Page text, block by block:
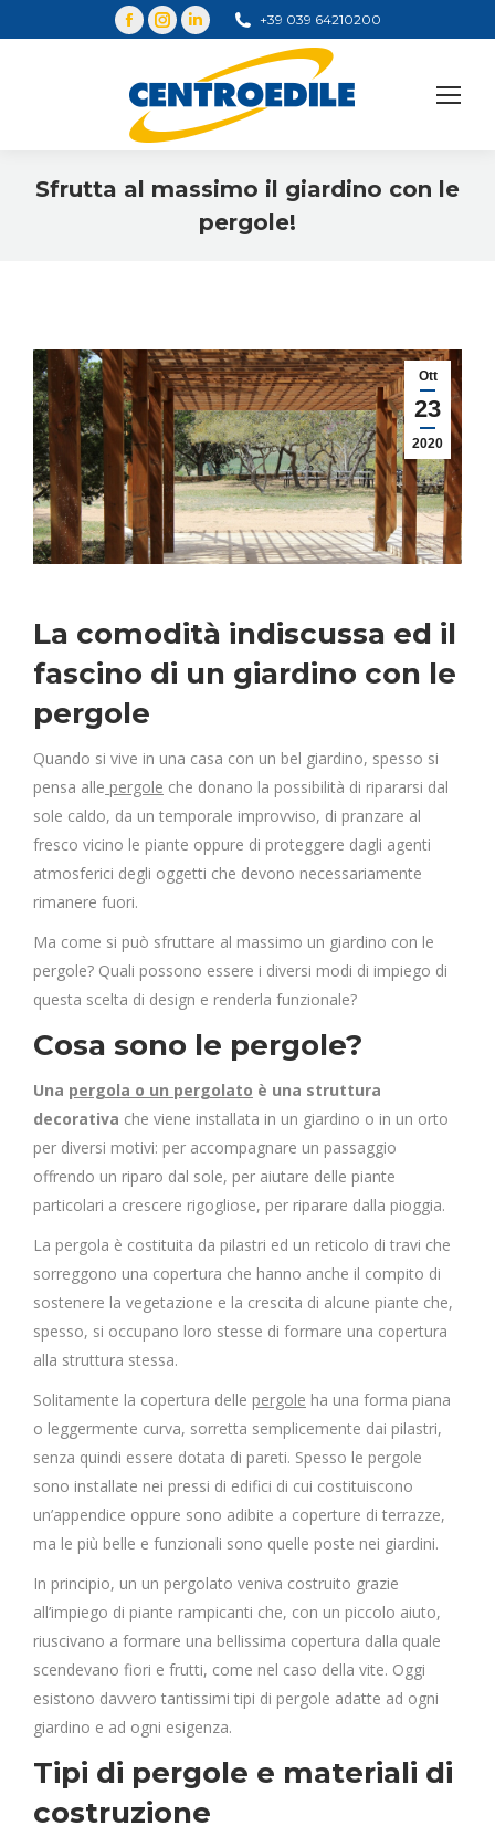
+39 039 64210200
Sfrutta al massimo il giardino con le
pergole!
Ott
23
2020
La comodità indiscussa ed il
fascino di un giardino con le
pergole
Quando si vive in una casa con un bel giardino, spesso si
pensa alle pergole che donano la possibilità di ripararsi dal
sole caldo, da un temporale improvviso, di pranzare al
fresco vicino le piante oppure di proteggere dagli agenti
atmosferici degli oggetti che devono necessariamente
rimanere fuori.
Ma come si può sfruttare al massimo un giardino con le
pergole? Quali possono essere i diversi modi di impiego di
questa scelta di design e renderla funzionale?
Cosa sono le pergole?
Una pergola o un pergolato è una struttura
decorativa che viene installata in un giardino o in un orto
per diversi motivi: per accompagnare un passaggio
offrendo un riparo dal sole, per aiutare delle piante
particolari a crescere rigogliose, per riparare dalla pioggia.
La pergola è costituita da pilastri ed un reticolo di travi che
sorreggono una copertura che hanno anche il compito di
sostenere la vegetazione e la crescita di alcune piante che,
spesso, si occupano loro stesse di formare una copertura
alla struttura stessa.
Solitamente la copertura delle pergole ha una forma piana
o leggermente curva, sorretta semplicemente dai pilastri,
senza quindi essere dotata di pareti. Spesso le pergole
sono installate nei pressi di edifici di cui costituiscono
un’appendice oppure sono adibite a coperture di terrazze,
ma le più belle e funzionali sono quelle poste nei giardini.
In principio, un un pergolato veniva costruito grazie
all’impiego di piante rampicanti che, con un piccolo aiuto,
riuscivano a formare una bellissima copertura dalla quale
scendevano fiori e frutti, come nel caso della vite. Oggi
esistono davvero tantissimi tipi di pergole adatte ad ogni
giardino e ad ogni esigenza.
Tipi di pergole e materiali di
costruzione